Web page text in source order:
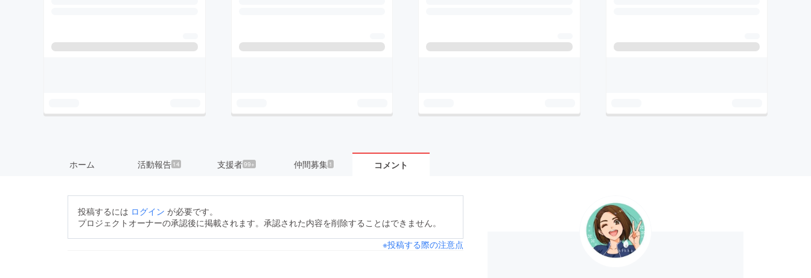
ホーム 活動報告 14 支援者99+ 仲間募集 1 コメント
投稿するには ログイン が必要です。
プロジェクトオーナーの承認後に掲載されます。承認された内容を削除することはできません。
※投稿する際の注意点